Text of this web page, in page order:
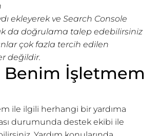
ekleyerek ve Search Console
da doğrulama talep edebilirsiniz
çok fazla tercih edilen
değildir.
Benim İşletmem
ile ilgili herhangi bir yardıma
durumunda destek ekibi ile